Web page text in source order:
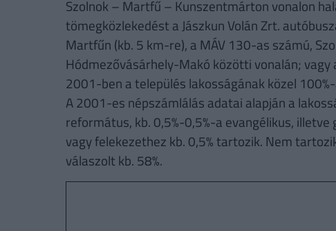
Szolnok – Martfű – Kunszentmárton vonalon
tömegközlekedést a Jászkun Volán Zrt.
Martfűn (kb. 5 km-re), a MÁV 130-as számú,
Hódmezővásárhely-Makó közötti vonalán;
2001-ben a település lakosságának közel
A 2001-es népszámlálás adatai alapján a
református, kb. 0,5%-0,5%-a evangélikus,
vagy felekezethez kb. 0,5% tartozik. Nem
válaszolt kb. 58%.